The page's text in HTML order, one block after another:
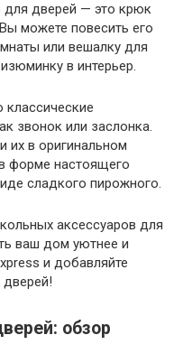
дверей — это крюк
можете повесить его
или вешалку для
в интерьер.
классические
звонок или заслонка.
их в оригинальном
форме настоящего
сладкого пирожного.
аксессуаров для
ваш дом уютнее и
и добавляйте
дверей!
обзор